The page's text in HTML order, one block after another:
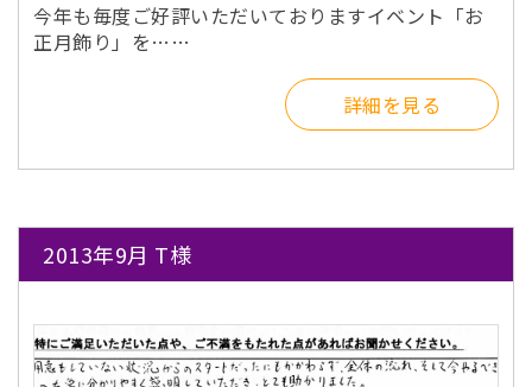
今年も毎度ご好評いただいておりますイベント「お
正月飾り」を……
詳細を見る
2013年9月 T様